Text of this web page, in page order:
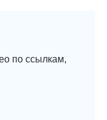
по ссылкам,